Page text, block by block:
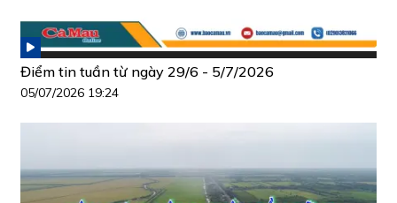
Điểm tin tuần từ ngày 29/6 - 5/7/2026
05/07/2026 19:24